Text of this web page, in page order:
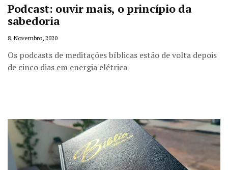
Podcast: ouvir mais, o princípio da
sabedoria
8, Novembro, 2020
Os podcasts de meditações bíblicas estão de volta depois
de cinco dias em energia elétrica